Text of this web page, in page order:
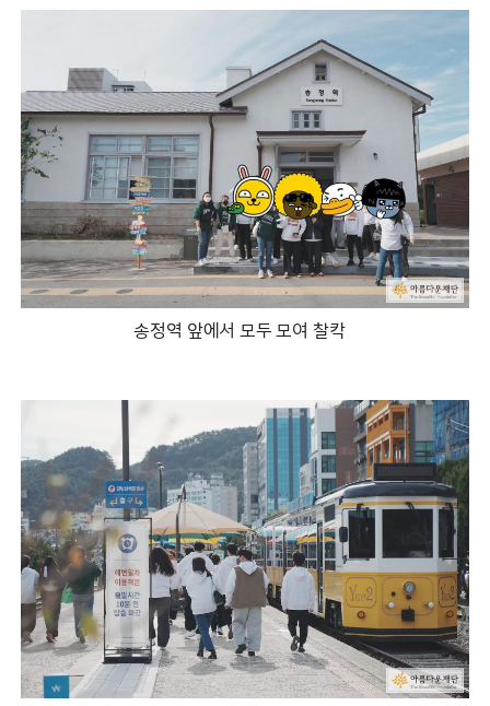
송정역 앞에서 모두 모여 찰칵